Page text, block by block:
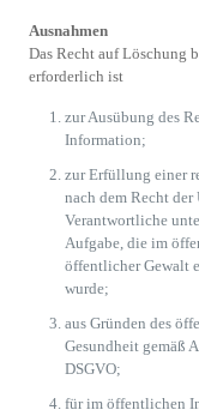
Ausnahmen
Das Recht auf Löschung
erforderlich ist
zur Ausübung des
Information;
zur Erfüllung einer
nach dem Recht
Verantwortliche
Aufgabe, die im
öffentlicher Gewalt
wurde;
aus Gründen des
Gesundheit gemäß
DSGVO;
für im öffentlichen